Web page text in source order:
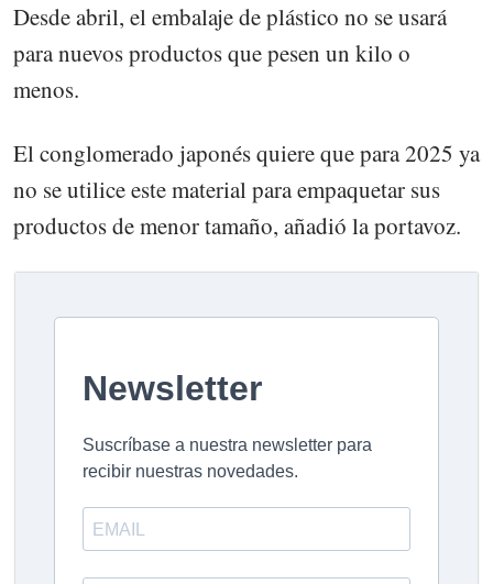
Desde abril, el embalaje de plástico no se usará
para nuevos productos que pesen un kilo o
menos.
El conglomerado japonés quiere que para 2025 ya
no se utilice este material para empaquetar sus
productos de menor tamaño, añadió la portavoz.